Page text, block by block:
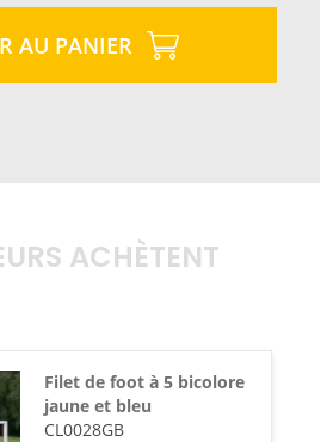
AU PANIER
ACHÈTENT
Filet de foot à 5 bicolore
jaune et bleu
CL0028GB